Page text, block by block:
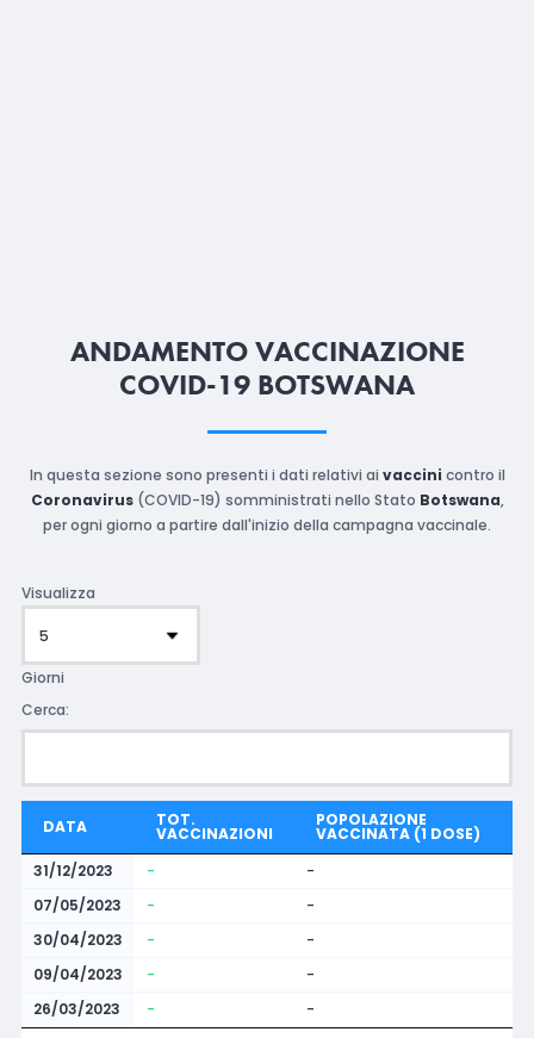
ANDAMENTO VACCINAZIONE
COVID-19 BOTSWANA
In questa sezione sono presenti i dati relativi ai vaccini contro il
Coronavirus(COVID-19) somministrati nello Stato Botswana,
per ogni giorno a partire dall'inizio della campagna vaccinale.
Visualizza
Giorni
Cerca:
DATA TOT.
VACCINAZIONI
POPOLAZIONE
VACCINATA (1 DOSE)
31/12/2023
-
-
07/05/2023
-
-
30/04/2023
-
-
09/04/2023
-
-
26/03/2023
-
-